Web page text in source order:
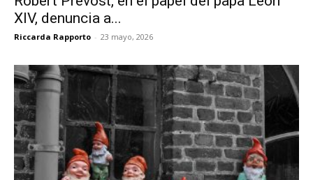
XIV, denuncia a...
Riccarda Rapporto - 23 mayo, 2026